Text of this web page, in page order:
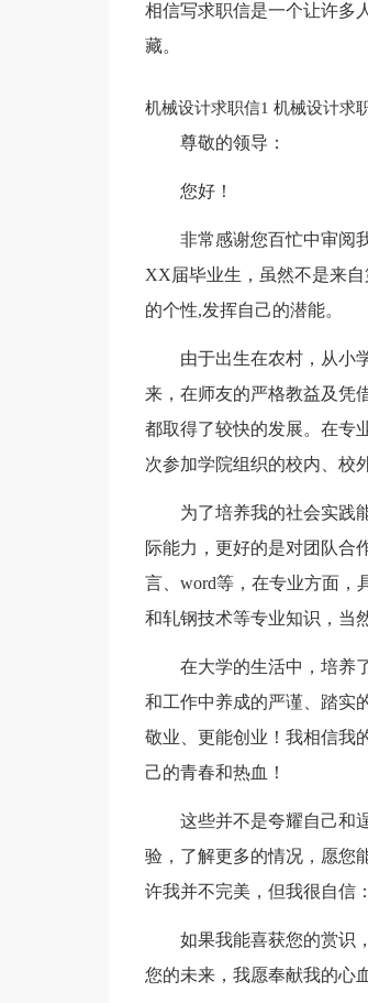
相信写求职信是一个让许多
藏。
机械设计求职信1
尊敬的领导：
您好！
非常感谢您百忙中审阅
XX届毕业生，虽然不是来
的个性,发挥自己的潜能。
由于出生在农村，从小
来，在师友的严格教益及凭
都取得了较快的发展。在专
次参加学院组织的校内、校
为了培养我的社会实践
际能力，更好的是对团队合
言、word等，在专业方面，
和轧钢技术等专业知识，当
在大学的生活中，培养
和工作中养成的严谨、踏实
敬业、更能创业！我相信我
己的青春和热血！
这些并不是夸耀自己和
验，了解更多的情况，愿您
许我并不完美，但我很自信
如果我能喜获您的赏识
您的未来，我愿奉献我的心
机械设计求